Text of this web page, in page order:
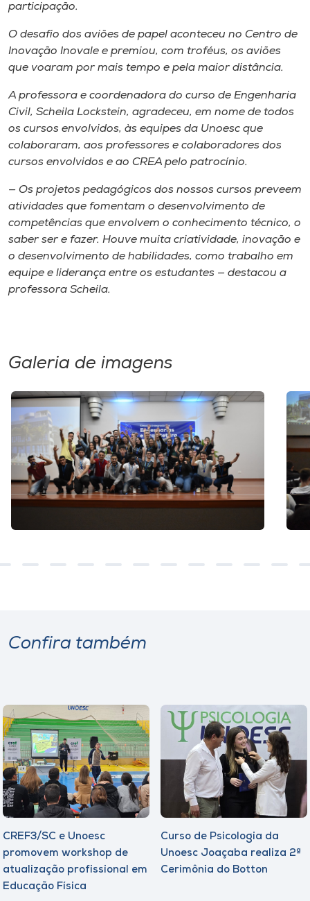
participação.
O desafio dos aviões de papel aconteceu no Centro de
Inovação Inovale e premiou, com troféus, os aviões
que voaram por mais tempo e pela maior distância.
A professora e coordenadora do curso de Engenharia
Civil, Scheila Lockstein, agradeceu, em nome de todos
os cursos envolvidos, às equipes da Unoesc que
colaboraram, aos professores e colaboradores dos
cursos envolvidos e ao CREA pelo patrocínio.
— Os projetos pedagógicos dos nossos cursos preveem
atividades que fomentam o desenvolvimento de
competências que envolvem o conhecimento técnico, o
saber ser e fazer. Houve muita criatividade, inovação e
o desenvolvimento de habilidades, como trabalho em
equipe e liderança entre os estudantes — destacou a
professora Scheila.
Galeria de imagens
Confira também
CREF3/SC e Unoesc
promovem workshop de
atualização profissional em
Educação Física
Curso de Psicologia da
Unoesc Joaçaba realiza 2ª
Cerimônia do Botton